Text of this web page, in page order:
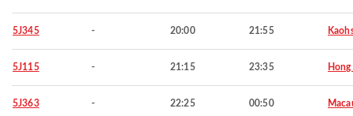
5J345 - 20:00 21:55
5J115 - 21:15 23:35
5J363 - 22:25 00:50